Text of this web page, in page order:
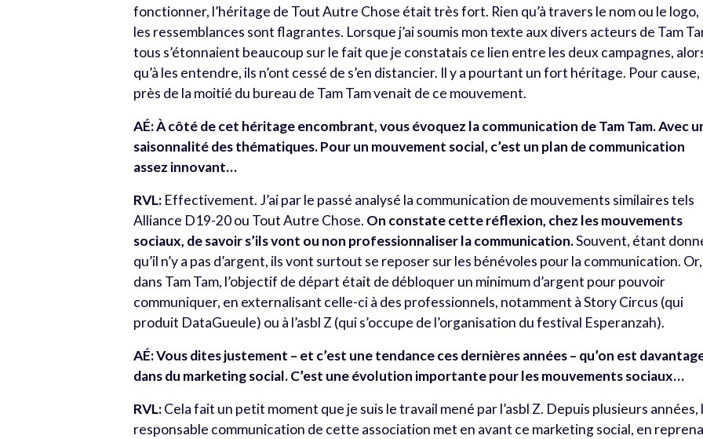
fonctionner, l’héritage de Tout Autre Chose était très fort. Rien qu’à travers le nom ou le logo,
les ressemblances sont flagrantes. Lorsque j’ai soumis mon texte aux divers acteurs de Tam
tous s’étonnaient beaucoup sur le fait que je constatais ce lien entre les deux campagnes,
qu’à les entendre, ils n’ont cessé de s’en distancier. Il y a pourtant un fort héritage. Pour cause,
près de la moitié du bureau de Tam Tam venait de ce mouvement.
AÉ: À côté de cet héritage encombrant, vous évoquez la communication de Tam Tam. Avec
saisonnalité des thématiques. Pour un mouvement social, c’est un plan de communication
assez innovant…
RVL: Effectivement. J’ai par le passé analysé la communication de mouvements similaires tels
Alliance D19-20 ou Tout Autre Chose. On constate cette réflexion, chez les mouvements
sociaux, de savoir s’ils vont ou non professionnaliser la communication.Souvent, étant
qu’il n’y a pas d’argent, ils vont surtout se reposer sur les bénévoles pour la communication. Or,
dans Tam Tam, l’objectif de départ était de débloquer un minimum d’argent pour pouvoir
communiquer, en externalisant celle-ci à des professionnels, notamment à Story Circus (qui
produit DataGueule) ou à l’asbl Z (qui s’occupe de l’organisation du festival Esperanzah).
AÉ: Vous dites justement – et c’est une tendance ces dernières années – qu’on est
dans du marketing social. C’est une évolution importante pour les mouvements sociaux…
RVL:Cela fait un petit moment que je suis le travail mené par l’asbl Z. Depuis plusieurs années,
responsable communication de cette association met en avant ce marketing social, en